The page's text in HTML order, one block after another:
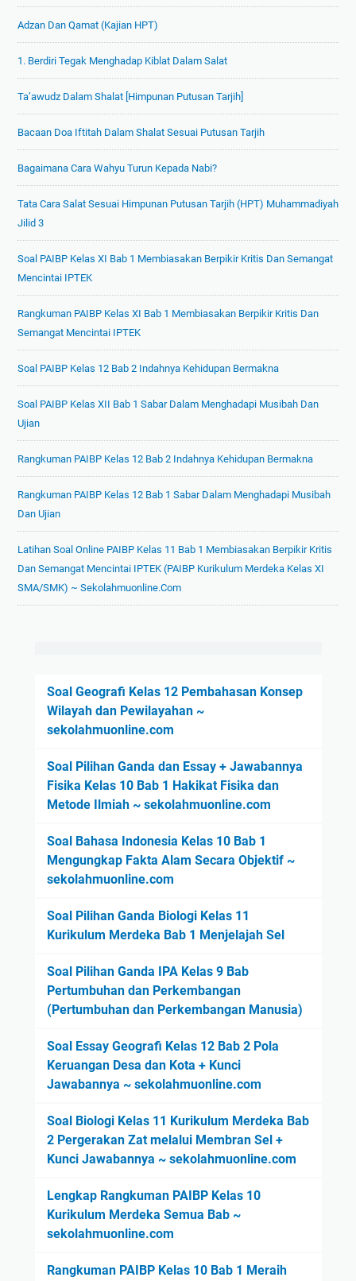
Adzan Dan Qamat (Kajian HPT)
1. Berdiri Tegak Menghadap Kiblat Dalam Salat
Ta’awudz Dalam Shalat [Himpunan Putusan Tarjih]
Bacaan Doa Iftitah Dalam Shalat Sesuai Putusan Tarjih
Bagaimana Cara Wahyu Turun Kepada Nabi?
Tata Cara Salat Sesuai Himpunan Putusan Tarjih (HPT) Muhammadiyah
Jilid 3
Soal PAIBP Kelas XI Bab 1 Membiasakan Berpikir Kritis Dan Semangat
Mencintai IPTEK
Rangkuman PAIBP Kelas XI Bab 1 Membiasakan Berpikir Kritis Dan
Semangat Mencintai IPTEK
Soal PAIBP Kelas 12 Bab 2 Indahnya Kehidupan Bermakna
Soal PAIBP Kelas XII Bab 1 Sabar Dalam Menghadapi Musibah Dan
Ujian
Rangkuman PAIBP Kelas 12 Bab 2 Indahnya Kehidupan Bermakna
Rangkuman PAIBP Kelas 12 Bab 1 Sabar Dalam Menghadapi Musibah
Dan Ujian
Latihan Soal Online PAIBP Kelas 11 Bab 1 Membiasakan Berpikir Kritis
Dan Semangat Mencintai IPTEK (PAIBP Kurikulum Merdeka Kelas XI
SMA/SMK) ~ Sekolahmuonline.com
Soal Geografi Kelas 12 Pembahasan Konsep
Wilayah dan Pewilayahan ~
sekolahmuonline.com
Soal Pilihan Ganda dan Essay + Jawabannya
Fisika Kelas 10 Bab 1 Hakikat Fisika dan
Metode Ilmiah ~ sekolahmuonline.com
Soal Bahasa Indonesia Kelas 10 Bab 1
Mengungkap Fakta Alam Secara Objektif ~
sekolahmuonline.com
Soal Pilihan Ganda Biologi Kelas 11
Kurikulum Merdeka Bab 1 Menjelajah Sel
Soal Pilihan Ganda IPA Kelas 9 Bab
Pertumbuhan dan Perkembangan
(Pertumbuhan dan Perkembangan Manusia)
Soal Essay Geografi Kelas 12 Bab 2 Pola
Keruangan Desa dan Kota + Kunci
Jawabannya ~ sekolahmuonline.com
Soal Biologi Kelas 11 Kurikulum Merdeka Bab
2 Pergerakan Zat melalui Membran Sel +
Kunci Jawabannya ~ sekolahmuonline.com
Lengkap Rangkuman PAIBP Kelas 10
Kurikulum Merdeka Semua Bab ~
sekolahmuonline.com
Rangkuman PAIBP Kelas 10 Bab 1 Meraih